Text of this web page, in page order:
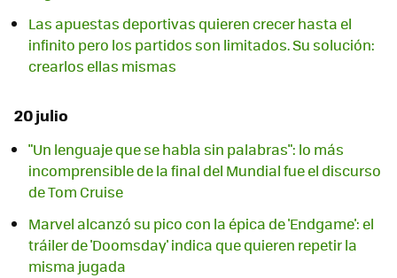
Las apuestas deportivas quieren crecer hasta el
infinito pero los partidos son limitados. Su solución:
crearlos ellas mismas
20 julio
"Un lenguaje que se habla sin palabras": lo más
incomprensible de la final del Mundial fue el discurso
de Tom Cruise
Marvel alcanzó su pico con la épica de 'Endgame': el
tráiler de 'Doomsday' indica que quieren repetir la
misma jugada